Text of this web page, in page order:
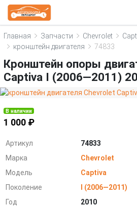
Главная Запчасти Chevrolet
кронштейн двигателя
74833
Кронштейн опоры
Captiva I (2006—2011)
В наличии
1 000 ₽
Артикул
74833
Марка
Chevrolet
Модель
Captiva
Поколение
I (2006—2011)
Год
2010